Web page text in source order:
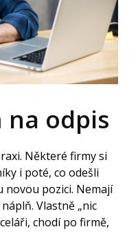
na odpis
Některé firmy si
i poté, co odešli
novou pozici. Nemají
Vlastně „nic
chodí po firmě,